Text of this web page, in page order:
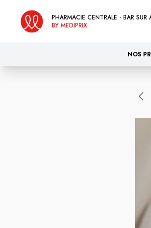
PHARMACIE CENTRALE - BAR SUR
BY MEDIPRIX
NOS